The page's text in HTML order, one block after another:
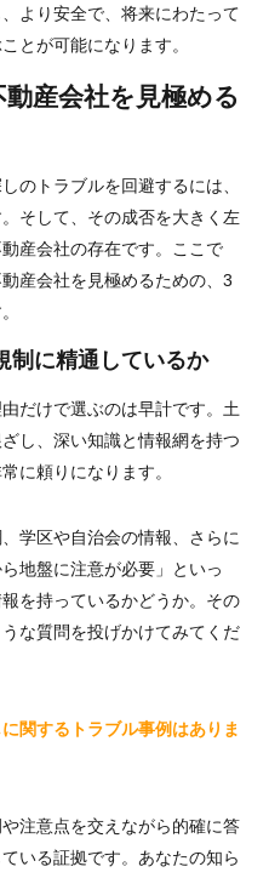
より安全で、将来にわたって
とが可能になります。
産会社を見極める
のトラブルを回避するには、
そして、その成否を大きく左
産会社の存在です。ここで
産会社を見極めるための、3
制に精通しているか
だけで選ぶのは早計です。土
し、深い知識と情報網を持つ
に頼りになります。
学区や自治会の情報、さらに
地盤に注意が必要」といっ
を持っているかどうか。その
な質問を投げかけてみてくだ
関するトラブル事例はありま
注意点を交えながら的確に答
いる証拠です。あなたの知ら